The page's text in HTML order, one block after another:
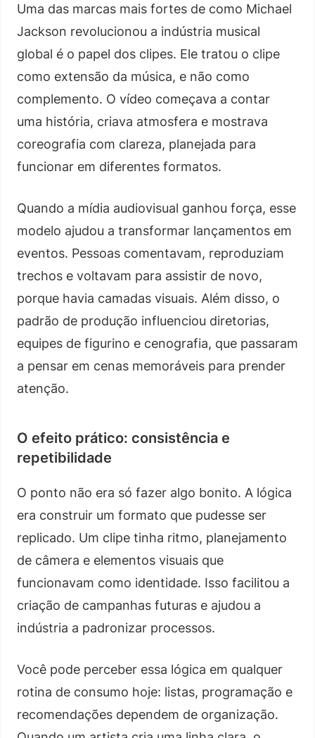
Uma das marcas mais fortes de como Michael
Jackson revolucionou a indústria musical
global é o papel dos clipes. Ele tratou o clipe
como extensão da música, e não como
complemento. O vídeo começava a contar
uma história, criava atmosfera e mostrava
coreografia com clareza, planejada para
funcionar em diferentes formatos.
Quando a mídia audiovisual ganhou força, esse
modelo ajudou a transformar lançamentos em
eventos. Pessoas comentavam, reproduziam
trechos e voltavam para assistir de novo,
porque havia camadas visuais. Além disso, o
padrão de produção influenciou diretorias,
equipes de figurino e cenografia, que passaram
a pensar em cenas memoráveis para prender
atenção.
O efeito prático: consistência e
repetibilidade
O ponto não era só fazer algo bonito. A lógica
era construir um formato que pudesse ser
replicado. Um clipe tinha ritmo, planejamento
de câmera e elementos visuais que
funcionavam como identidade. Isso facilitou a
criação de campanhas futuras e ajudou a
indústria a padronizar processos.
Você pode perceber essa lógica em qualquer
rotina de consumo hoje: listas, programação e
recomendações dependem de organização.